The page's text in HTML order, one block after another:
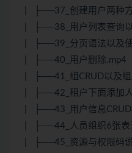
| ├──37_创建用户两种
| ├──38_用户列表查询
| ├──39_分页语法以及
| ├──40_用户删除.mp4
| ├──41_组CRUD以及
| ├──42_租户下面添加
| ├──43_用户信息
| ├──44_人员组织6张
| ├──45_资源与权限码